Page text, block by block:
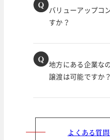
バリューアップコ
すか？
地方にある企業な
譲渡は可能ですか？
よくある質